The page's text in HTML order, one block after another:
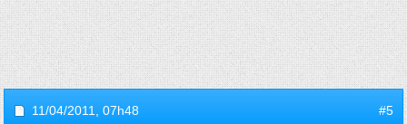
11/04/2011, 07h48 #5